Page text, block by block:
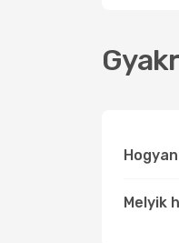
Melyik